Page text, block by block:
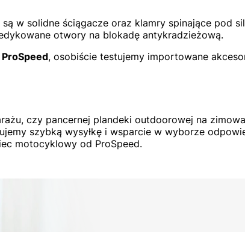
w solidne ściągacze oraz klamry spinające pod
otwory na blokadę antykradzieżową.
, osobiście testujemy importowane
czy pancernej plandeki outdoorowej na
szybką wysyłkę i wsparcie w wyborze
motocyklowy od ProSpeed.